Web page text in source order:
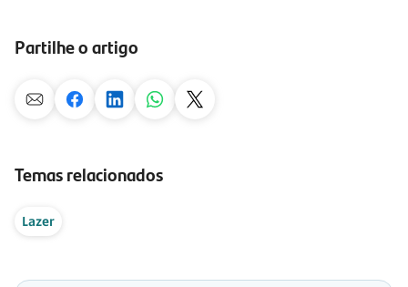
Partilhe o artigo
Temas relacionados
Lazer